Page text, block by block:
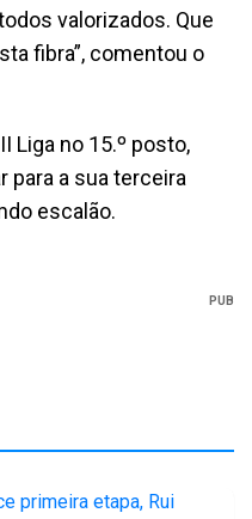
valorizados. Que
fibra”, comentou o
Liga no 15.º posto,
para a sua terceira
escalão.
PUB